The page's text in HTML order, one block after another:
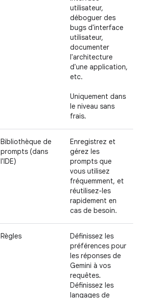
utilisateur,
déboguer des
bugs d'interface
utilisateur,
documenter
l'architecture
d'une application,
etc.
Uniquement dans
le niveau sans
frais.
Bibliothèque de
prompts (dans
l'IDE)
Enregistrez et
gérez les
prompts que
vous utilisez
fréquemment, et
réutilisez-les
rapidement en
cas de besoin.
Règles
Définissez les
préférences pour
les réponses de
Gemini à vos
requêtes.
Définissez les
langages de